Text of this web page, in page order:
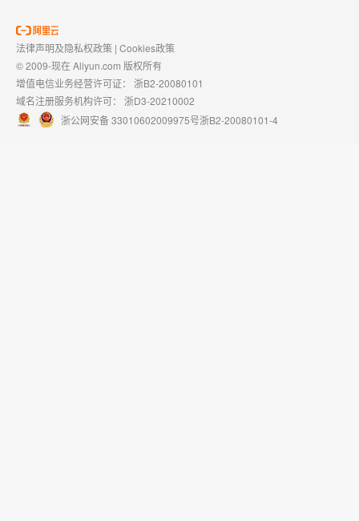
法律声明及隐私权政策 | Cookies政策
© 2009-现在 Aliyun.com 版权所有
增值电信业务经营许可证： 浙B2-20080101
域名注册服务机构许可： 浙D3-20210002
浙公网安备 33010602009975号浙B2-20080101-4